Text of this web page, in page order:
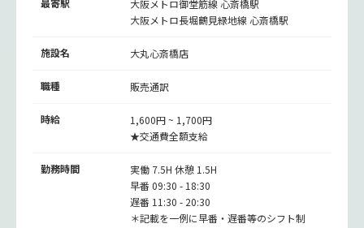
最寄駅 大阪メトロ御堂筋線心斎橋駅
大阪メトロ長堀鶴見緑地線心斎橋駅
施設名 大丸心斎橋店
職種 販売通訳
時給
1,600円 ~ 1,700円
★交通費全額支給
勤務時間
実働 7.5H 休憩 1.5H
早番 09:30 - 18:30
遅番 11:30 - 20:30
＊記載を一例に早番・遅番等のシフト制